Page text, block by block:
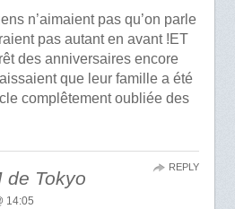
n’aimaient pas qu’on parle
pas autant en avant !ET
des anniversaires encore
que leur famille a été
complêtement oubliée des
de Tokyo
14:05
REPLY